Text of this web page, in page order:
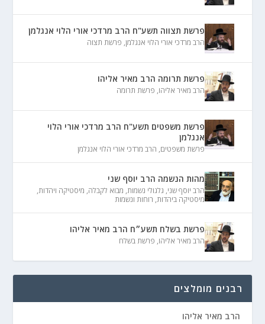
פרשת תצווה תשע"ח הרב מרדכי אורי הלוי אנגלמן
הרב מרדכי אורי הלוי אנגלמן, פרשת תצוה
פרשת תרומה הרב מאיר אליהו
הרב מאיר אליהו, פרשת תרומה
פרשת משפטים תשע"ח הרב מרדכי אורי הלוי
אנגלמן
פרשת משפטים, הרב מרדכי אורי הלוי אנגלמן
מהות הנשמה הרב יוסף שני
הרב יוסף שני, גלגולי נשמות, מבוא לקבלה, מיסטיקה ויהדות,
מיסטיקה ביהדות, רוחות ונשמות
פרשת בשלח תשע״ח הרב מאיר אליהו
הרב מאיר אליהו, פרשת בשלח
רבנים מומלצים
הרב מאיר אליהו